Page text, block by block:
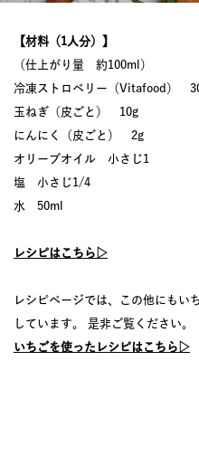
【材料（1人分）】
（仕上がり量 約100ml）
冷凍ストロベリー（Vitafood）
玉ねぎ（皮ごと） 10g
にんにく（皮ごと） 2g
オリーブオイル 小さじ1
塩 小さじ1/4
水 50ml
レシピはこちら▷
レシピページでは、この他にもい
しています。 是非ご覧ください。
いちごを使ったレシピはこちら▷